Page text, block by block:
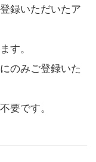
録いただいたア
す。
のみご登録いた
要です。